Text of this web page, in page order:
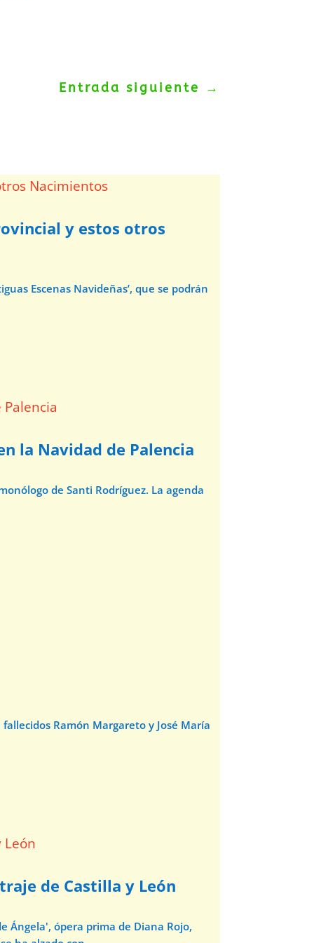
Entrada siguiente →
y estos otros
Escenas Navideñas’, que se podrán
la Navidad de Palencia
de Santi Rodríguez. La agenda
Ramón Margareto y José María
de Castilla y León
Ángela', ópera prima de Diana Rojo,